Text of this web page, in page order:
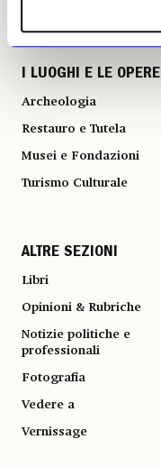
I LUOGHI E LE OPERE
Archeologia
Restauro e Tutela
Musei e Fondazioni
Turismo Culturale
ALTRE SEZIONI
Libri
Opinioni & Rubriche
Notizie politiche e
professionali
Fotografia
Vedere a
Vernissage